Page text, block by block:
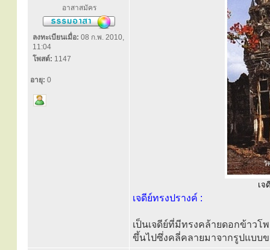
อาสาสมัคร
ลงทะเบียนเมื่อ: 08 ก.พ. 2010,
11:04
โพสต์: 1147
อายุ: 0
เจ
เจดีย์ทรงปรางค์ :
เป็นเจดีย์ที่มีทรงคล้ายดอกข้าว
ขึ้นไปซึ่งคลี่คลายมาจากรูปแบบ